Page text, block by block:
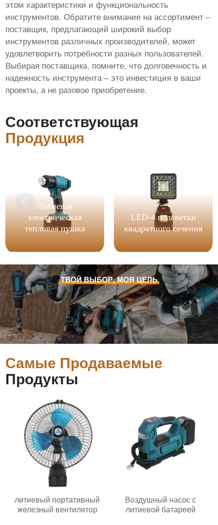
этом характеристики и функциональность
инструментов. Обратите внимание на ассортимент –
поставщик, предлагающий широкий выбор
инструментов различных производителей, может
удовлетворить потребности разных пользователей.
Выбирая поставщика, помните, что долговечность и
надежность инструмента – это инвестиция в ваши
проекты, а не разовое приобретение.
Соответствующая
Продукция
Литиевая
электрическая
тепловая пушка
LED-4 подсветки
квадратного сечения
Самые Продаваемые
Продукты
литиевый портативный
железный вентилятор
Воздушный насос с
литиевой батареей